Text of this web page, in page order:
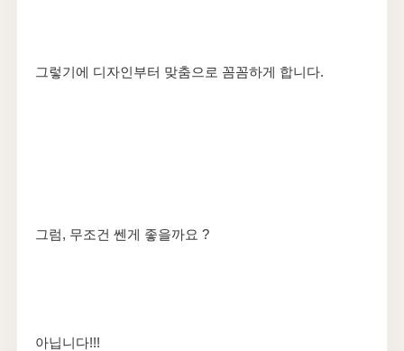
그렇기에 디자인부터 맞춤으로 꼼꼼하게 합니다.
그럼, 무조건 쎈게 좋을까요 ?
아닙니다!!!